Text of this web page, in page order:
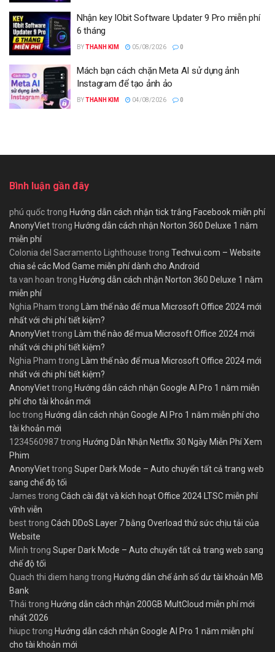
Nhận key IObit Software Updater 9 Pro miễn phí
6 tháng
BYTHANH KIM 05/08/2026 0
Mách bạn cách chặn Meta AI sử dụng ảnh
Instagram để tạo ảnh ảo
BYTHANH KIM 04/08/2026 0
Bình luận gần đây
phú quốctrong Hướng dẫn cách nhận tick trắng Facebook miễn phí
AnonyViettrong Hướng dẫn cách nhận Norton 360 Deluxe 1 năm
miễn phí
Colonia del Sacramento Lighthouse trong Techvui.com – Website
chia sẻ các Mod Game miễn phí dành cho Android
ta van hoan trong Hướng dẫn cách nhận Norton 360 Deluxe 1 năm
miễn phí
Nghia Pham trong Làm thế nào để mua Microsoft Office 2024 mới
nhất với chi phí tiết kiệm?
AnonyViettrong Làm thế nào để mua Microsoft Office 2024 mới
nhất với chi phí tiết kiệm?
Nghia Pham trong Làm thế nào để mua Microsoft Office 2024 mới
nhất với chi phí tiết kiệm?
AnonyViettrong Hướng dẫn cách nhận Google AI Pro 1 năm miễn
phí cho tài khoản mới
loctrong Hướng dẫn cách nhận Google AI Pro 1 năm miễn phí cho
tài khoản mới
1234560987trong Hướng Dẫn Nhận Netflix 30 Ngày Miễn Phí Xem
Phim
AnonyViettrong Super Dark Mode – Auto chuyển tất cả trang web
sang chế độ tối
James trong Cách cài đặt và kích hoạt Office 2024 LTSC miễn phí
vĩnh viễn
besttrong Cách DDoS Layer 7 bằng Overload thử sức chịu tải của
Website
Minh trong Super Dark Mode – Auto chuyển tất cả trang web sang
chế độ tối
Quach thi diem hang trong Hướng dẫn chế ảnh số dư tài khoản MB
Bank
Thái trong Hướng dẫn cách nhận 200GB MultCloud miễn phí mới
nhất 2026
hiupctrong Hướng dẫn cách nhận Google AI Pro 1 năm miễn phí
cho tài khoản mới